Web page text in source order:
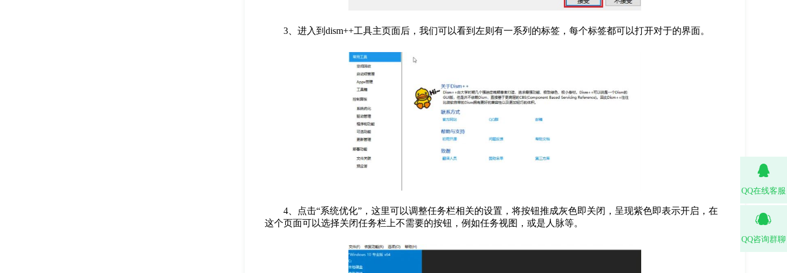
3、进入到dism++工具主页面后，我们可以看到左则有一系列的标签，每个标签都可以打开对于的界面。
4、点击“系统优化”，这里可以调整任务栏相关的设置，将按钮推成灰色即关闭，呈现紫色即表示开启，在
这个页面可以选择关闭任务栏上不需要的按钮，例如任务视图，或是人脉等。
QQ在线客服
QQ咨询群聊